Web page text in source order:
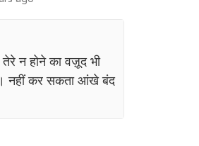
न होने का वज़ूद भी
नहीं कर सकता आंखे बंद